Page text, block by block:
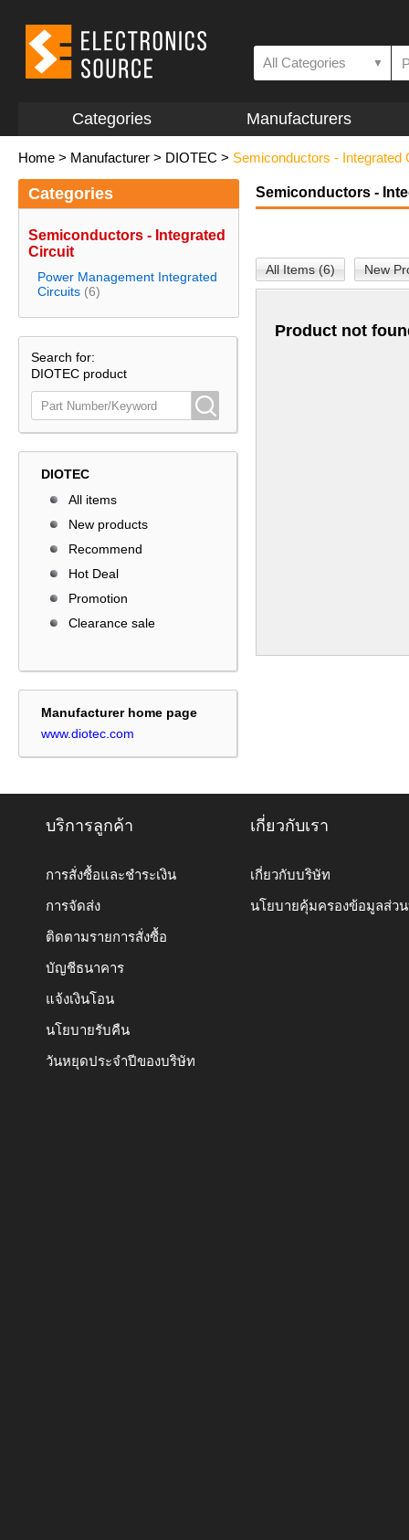
All Categories ▼
Categories Manufacturers
Home > Manufacturer > DIOTEC > Semiconductors - Integrated
Categories
Semiconductors - Integrated
Circuit
Power Management Integrated
Circuits (6)
Search for:
DIOTEC product
DIOTEC
All items
New products
Recommend
Hot Deal
Promotion
Clearance sale
Manufacturer home page
www.diotec.com
Semiconductors -
All Items (6) New
Product not
บริการลูกค้า
การสั่งซื้อและชำระเงิน
การจัดส่ง
ติดตามรายการสั่งซื้อ
บัญชีธนาคาร
แจ้งเงินโอน
นโยบายรับคืน
วันหยุดประจำปีของบริษัท
เกี่ยวกับเรา
เกี่ยวกับบริษัท
นโยบายคุ้มครองข้อมูลส่ว